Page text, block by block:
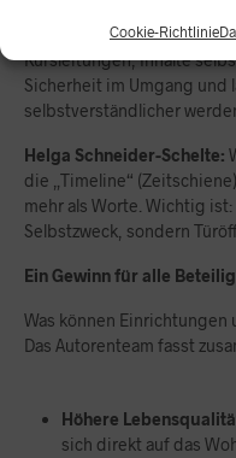
Cookie-Richtlinie
praxisorientiert. Das
Kursleitungen, Inhalte
Sicherheit im Umgang und
selbstverständlicher
Helga Schneider-Schelte:
die „Timeline“
mehr als Worte. Wichtig
Selbstzweck, sondern
Ein Gewinn für alle
Was können Einrichtungen
Das Autorenteam fasst
Höhere
sich direkt auf das